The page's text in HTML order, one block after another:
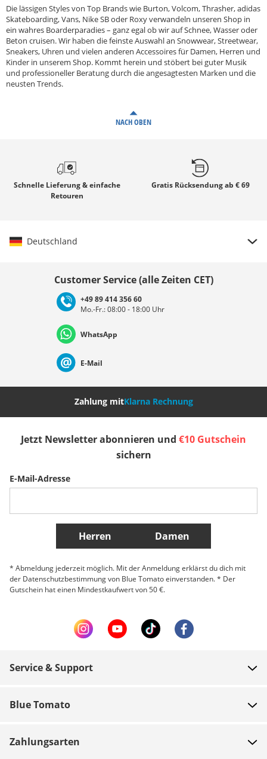
Die lässigen Styles von Top Brands wie Burton, Volcom, Thrasher, adidas
Skateboarding, Vans, Nike SB oder Roxy verwandeln unseren Shop in
ein wahres Boarderparadies – ganz egal ob wir auf Schnee, Wasser oder
Beton cruisen. Wir haben die feinste Auswahl an Snowwear, Streetwear,
Sneakers, Uhren und vielen anderen Accessoires für Damen, Herren und
Kinder in unserem Shop. Kommt herein und stöbert bei guter Musik
und professioneller Beratung durch die angesagtesten Marken und die
neusten Trends.
NACH OBEN
SchnelleLieferung & einfache
Retouren
GratisRücksendung ab € 69
Deutschland
Deutschland Österreich
Nederland Italia (Italiano) Italien (Deutsch)
Slovenija
Weitere Länder
Customer Service (alle Zeiten CET)
+49 89 414 356 60
Mo.-Fr.: 08:00 - 18:00 Uhr
WhatsApp
E-Mail
Zahlung mitKlarna Rechnung
Jetzt Newsletter abonnieren und €10 Gutschein
sichern
E-Mail-Adresse
Herren Damen
* Abmeldung jederzeit möglich. Mit der Anmeldung erklärst du dich mit
der Datenschutzbestimmung von Blue Tomato einverstanden. * Der
Gutschein hat einen Mindestkaufwert von 50 €.
Service & Support
Versand
Blue Tomato
Zahlungsarten